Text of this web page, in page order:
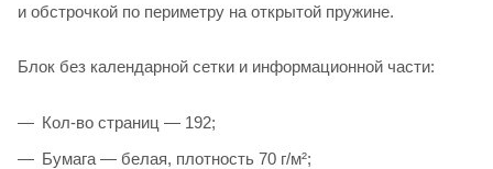
и обстрочкой по периметру на открытой пружине.
Блок без календарной сетки и информационной части:
Кол-во страниц — 192;
Бумага — белая, плотность 70 г/м²;